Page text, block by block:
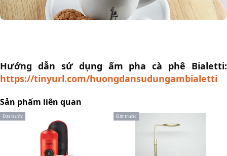
Hướng dẫn sử dụng ấm pha cà phê Bialetti:
https://tinyurl.com/huongdansudungambialetti
Sản phẩm liên quan
Đặt trước Đặt trước